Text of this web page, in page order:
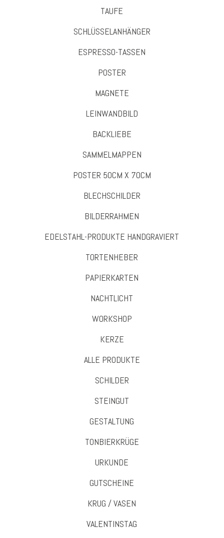
TAUFE
SCHLÜSSELANHÄNGER
ESPRESSO-TASSEN
POSTER
MAGNETE
LEINWANDBILD
BACKLIEBE
SAMMELMAPPEN
POSTER 50CM X 70CM
BLECHSCHILDER
BILDERRAHMEN
EDELSTAHL-PRODUKTE HANDGRAVIERT
TORTENHEBER
PAPIERKARTEN
NACHTLICHT
WORKSHOP
KERZE
ALLE PRODUKTE
SCHILDER
STEINGUT
GESTALTUNG
TONBIERKRÜGE
URKUNDE
GUTSCHEINE
KRUG / VASEN
VALENTINSTAG